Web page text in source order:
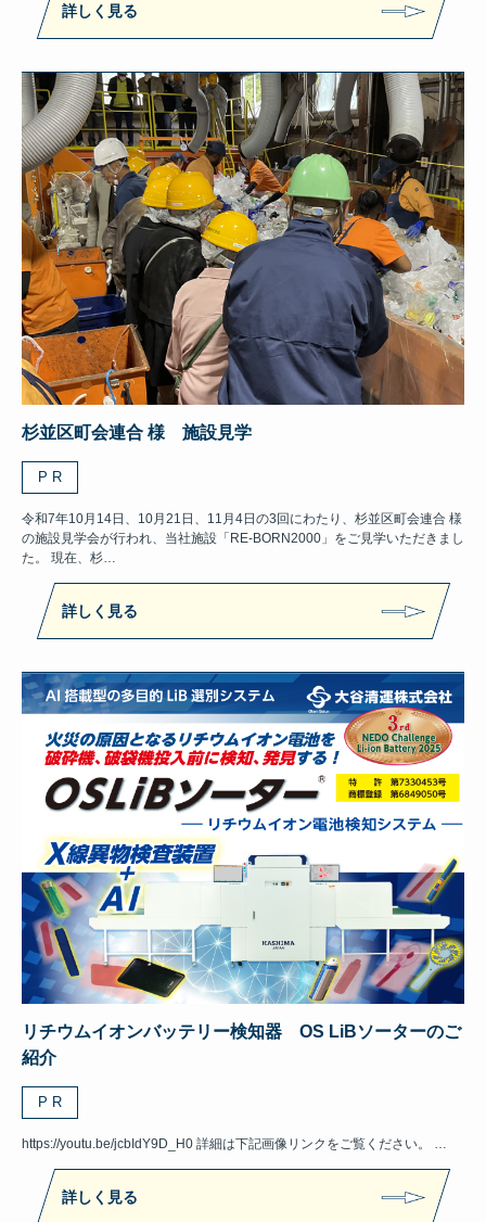
詳しく見る
杉並区町会連合 様 施設見学
P R
令和7年10月14日、10月21日、11月4日の3回にわたり、杉並区町会連合 様
の施設見学会が行われ、当社施設「RE-BORN2000」をご見学いただきまし
た。 現在、杉…
詳しく見る
リチウムイオンバッテリー検知器 OS LiBソーターのご
紹介
P R
https://youtu.be/jcbIdY9D_H0 詳細は下記画像リンクをご覧ください。 …
詳しく見る